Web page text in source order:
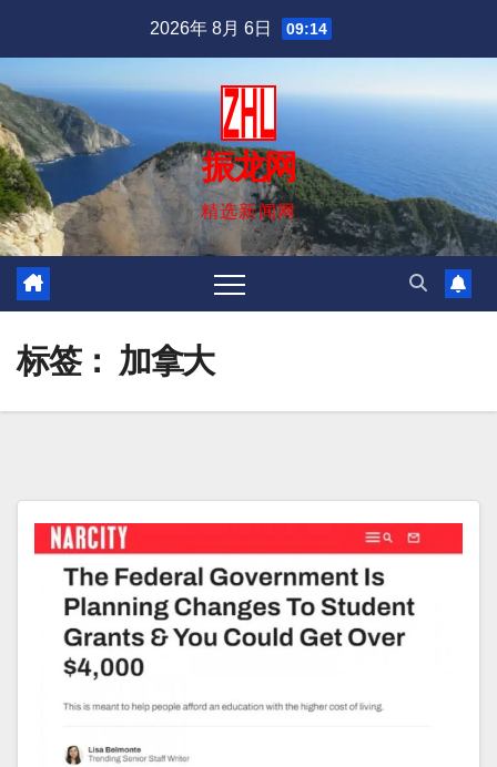
内
容
2026年 8月 6日 09:14
振龙网
精选新闻网
标签： 加拿大